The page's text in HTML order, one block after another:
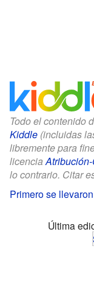
Todo el contenido
Kiddle (incluidas
libremente para
licencia
lo contrario. Citar
Primero se
Última